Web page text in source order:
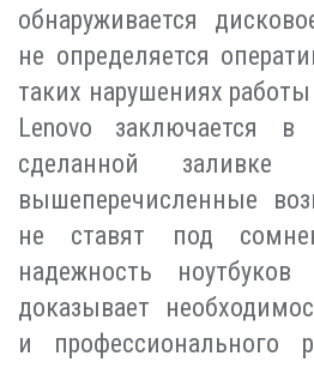
обнаруживается
не определяется
таких нарушениях
Lenovo заключается в
сделанной заливке
вышеперечисленные
не ставят под
надежность
доказывает
и профессионального